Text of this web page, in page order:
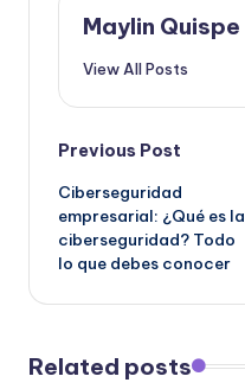
Maylin Quispe
View All Posts
Post
navigation
Previous Post
Ciberseguridad
empresarial: ¿Qué es la
ciberseguridad? Todo
lo que debes conocer
Related posts